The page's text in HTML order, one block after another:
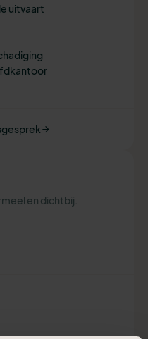
uitvaart
en dichtbij.